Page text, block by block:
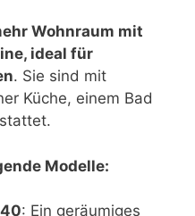
Wohnraum mit
ideal für
. Sie sind mit
Küche, einem Bad
Modelle:
: Ein geräumiges